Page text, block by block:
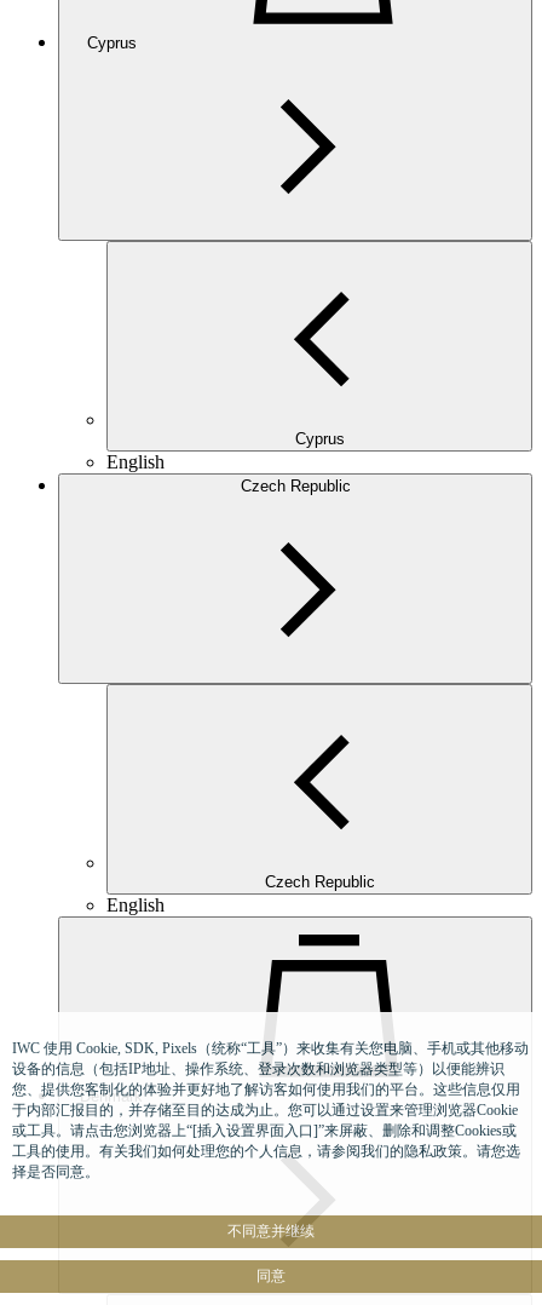
Cyprus
Cyprus
English
Czech Republic
Czech Republic
English
Denmark
IWC 使用 Cookie, SDK, Pixels（统称“工具”）来收集有关您电脑、手机或其他移动
设备的信息（包括IP地址、操作系统、登录次数和浏览器类型等）以便能辨识
您、提供您客制化的体验并更好地了解访客如何使用我们的平台。这些信息仅用
于内部汇报目的，并存储至目的达成为止。您可以通过设置来管理浏览器Cookie
或工具。请点击您浏览器上“[插入设置界面入口]”来屏蔽、删除和调整Cookies或
工具的使用。有关我们如何处理您的个人信息，请参阅我们的隐私政策。请您选
择是否同意。
不同意并继续
同意